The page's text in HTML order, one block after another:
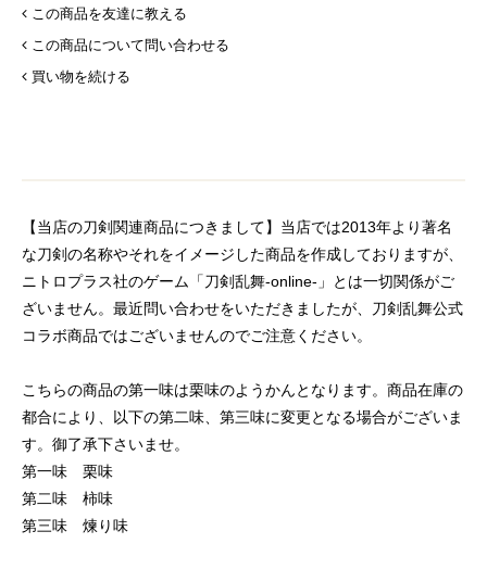
この商品を友達に教える
この商品について問い合わせる
買い物を続ける
【当店の刀剣関連商品につきまして】当店では2013年より著名
な刀剣の名称やそれをイメージした商品を作成しておりますが、
ニトロプラス社のゲーム「刀剣乱舞-online-」とは一切関係がご
ざいません。最近問い合わせをいただきましたが、刀剣乱舞公式
コラボ商品ではございませんのでご注意ください。
こちらの商品の第一味は栗味のようかんとなります。商品在庫の
都合により、以下の第二味、第三味に変更となる場合がございま
す。御了承下さいませ。
第一味 栗味
第二味 柿味
第三味 煉り味